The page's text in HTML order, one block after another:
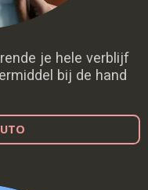
je hele verblijf
bij de hand